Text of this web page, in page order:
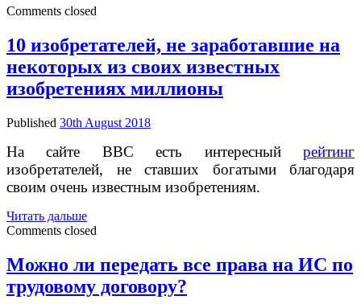
запатентовать
пиццы?
Comments closed
10 изобретателей, не заработавшие на
некоторых из своих известных
изобретениях миллионы
Published 30th August 2018
На сайте BBC есть интересный рейтинг
изобретателей, не ставших богатыми благодаря
своим очень известным изобретениям.
Читать дальше10
изобретателей,
на
некоторых
Comments closed
Можно ли передать все права на ИС по
трудовому договору?